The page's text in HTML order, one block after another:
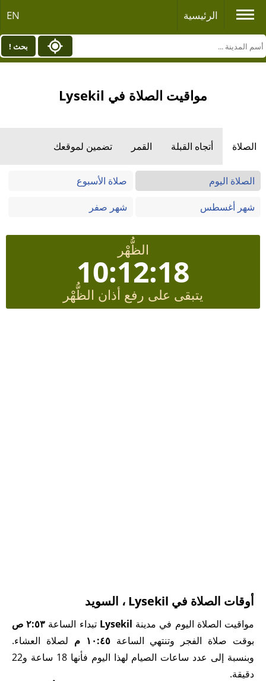
الرئيسية EN
بحث !
مواقيت الصلاة في Lysekil
الصلاة أتجاه القبلة القمر تضمين لموقعك
الصلاة اليوم
صلاة الأسبوع
شهر أغسطس
شهر صفر
الظُّهْر
10:12:17
يتبقى على رفع أذان الظُّهْر
أوقات الصلاة في Lysekil ، السويد
مواقيت الصلاة اليوم في مدينة Lysekil تبداء الساعة ٢:٥٣ ص
بوقت صلاة الفجر وتنتهي الساعة١٠:٤٥ م
لصلاة العشاء.
وبنسبة إلى عدد ساعات الصيام لهذا اليوم فأنها 18 ساعة و22
دقيقة.